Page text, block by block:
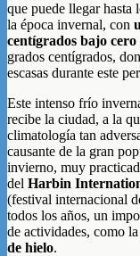
que puede llegar hasta
la época invernal, con
centígrados bajo cero
grados centígrados,
escasas durante este
Este intenso frío
recibe la ciudad, a la
climatología tan
causante de la gran
invierno, muy
del Harbin
(festival internacional
todos los años, un
de actividades, como
de hielo.